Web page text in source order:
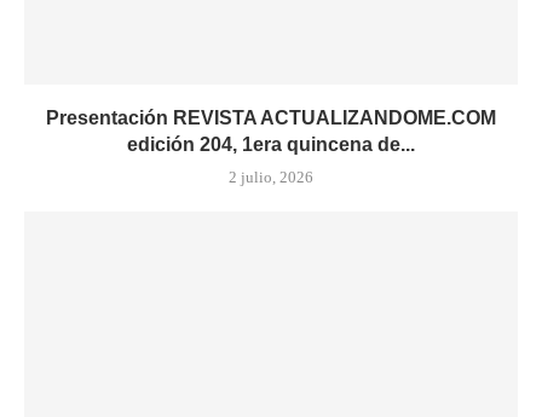
Presentación REVISTA ACTUALIZANDOME.COM
edición 204, 1era quincena de...
2 julio, 2026